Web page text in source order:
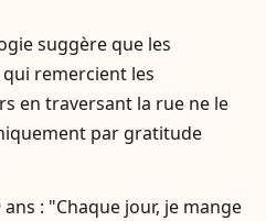
suggère que les
remercient les
en traversant la rue ne le
par gratitude
ans : "Chaque jour, je mange